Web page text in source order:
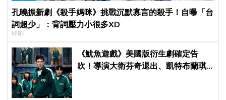
孔曉振新劇《殺手媽咪》挑戰沉默寡言的殺手！自曝「台
詞超少」：背詞壓力小很多XD
韓劇
《魷魚遊戲》美國版衍生劇確定告
吹！導演大衛芬奇退出、凱特布蘭琪